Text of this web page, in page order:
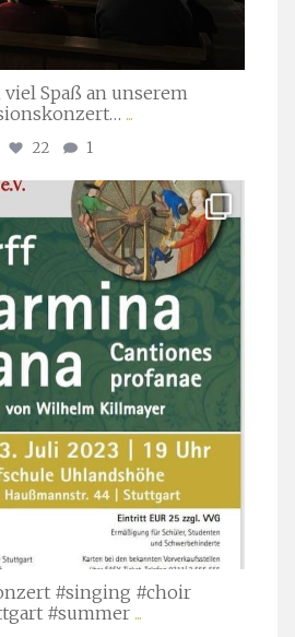
viel Spaß an unserem
...
22 1
Juli 22
#singing #choir
#summer...